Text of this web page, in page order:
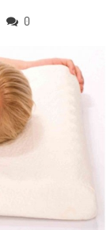
0